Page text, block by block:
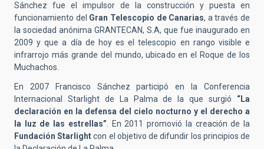
Sánchez fue el impulsor de la construcción y puesta en
funcionamiento del Gran Telescopio de Canarias, a través de
la sociedad anónima GRANTECAN, S.A, que fue inaugurado en
2009 y que a día de hoy es el telescopio en rango visible e
infrarrojo más grande del mundo, ubicado en el Roque de los
Muchachos.
En 2007 Francisco Sánchez participó en la Conferencia
Internacional Starlight de La Palma de la que surgió “La
declaración en la defensa del cielo nocturno y el derecho a
la luz de las estrellas”. En 2011 promovió la creación de la
Fundación Starlightcon el objetivo de difundir los principios de